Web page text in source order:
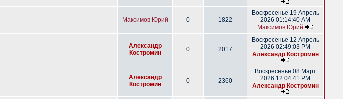
Максимов Юрий 0 1822
Воскресенье 19 Апрель
2026 01:14:40 AM
Максимов Юрий
Александр
Костромин
0 2017
Воскресенье 12 Апрель
2026 02:49:03 PM
Александр Костромин
Александр
Костромин
0 2360
Воскресенье 08 Март
2026 12:04:41 PM
Александр Костромин